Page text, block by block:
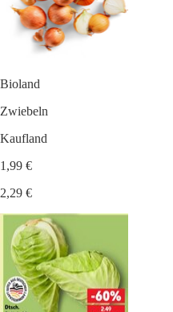
Bioland
Zwiebeln
Kaufland
1,99 €
2,29 €